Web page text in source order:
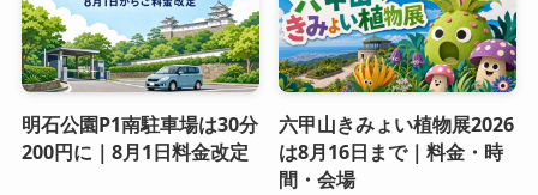
明石公園P1南駐車場は30分
200円に｜8月1日料金改定
六甲山きみょい植物展2026
は8月16日まで｜料金・時
間・会場